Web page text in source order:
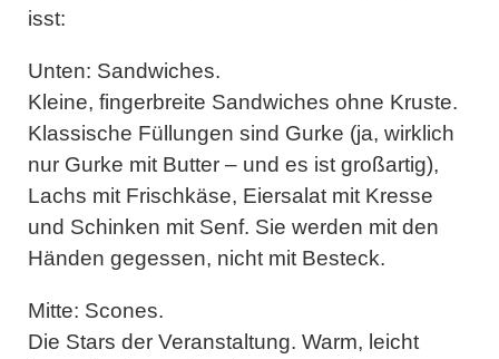
isst:
Unten: Sandwiches.
Kleine, fingerbreite Sandwiches ohne Kruste.
Klassische Füllungen sind Gurke (ja, wirklich
nur Gurke mit Butter – und es ist großartig),
Lachs mit Frischkäse, Eiersalat mit Kresse
und Schinken mit Senf. Sie werden mit den
Händen gegessen, nicht mit Besteck.
Mitte: Scones.
Die Stars der Veranstaltung. Warm, leicht